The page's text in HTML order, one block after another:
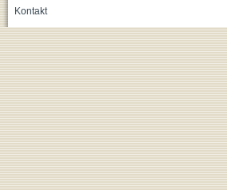
Kontakt